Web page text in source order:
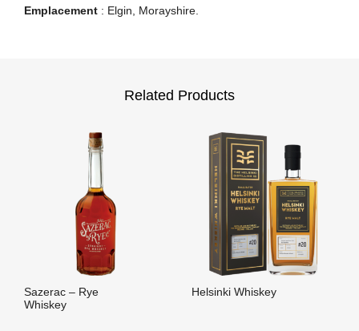
Emplacement : Elgin, Morayshire.
Related Products
Sazerac – Rye
Whiskey
Helsinki Whiskey